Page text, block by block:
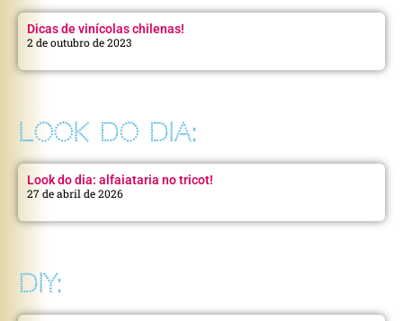
Dicas de vinícolas chilenas!
2 de outubro de 2023
LOOK DO DIA:
Look do dia: alfaiataria no tricot!
27 de abril de 2026
DIY: